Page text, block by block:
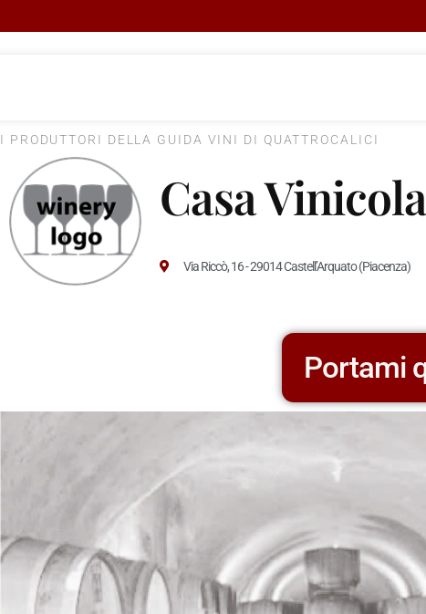
I PRODUTTORI DELLA GUIDA VINI DI QUATTROCALICI
Casa
Via Riccò, 16 - 29014 Castell’Arquato (Piacenza)
Portami